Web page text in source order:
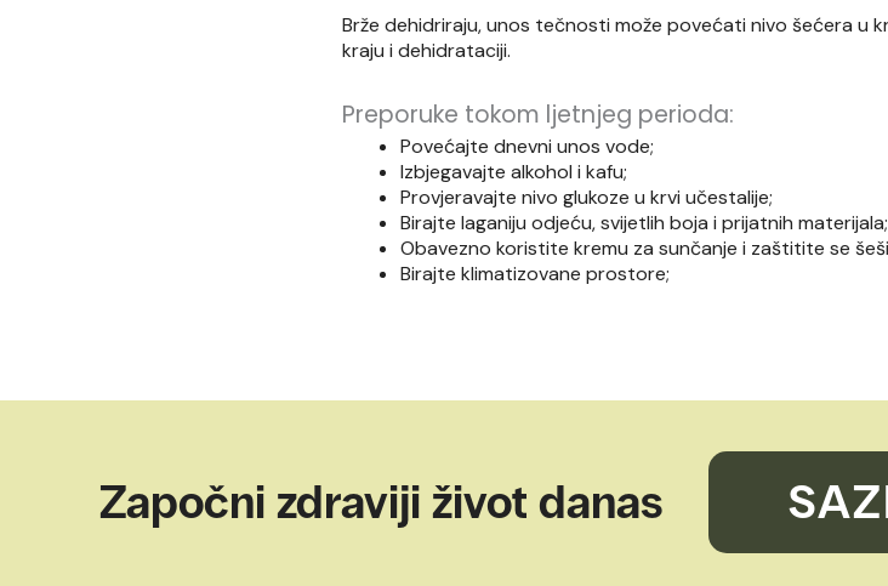
Brže dehidriraju, unos tečnosti može povećati nivo šećera u
kraju i dehidrataciji.
Preporuke tokom ljetnjeg perioda:
Povećajte dnevni unos vode;
Izbjegavajte alkohol i kafu;
Provjeravajte nivo glukoze u krvi učestalije;
Birajte laganiju odjeću, svijetlih boja i prijatnih materijala;
Obavezno koristite kremu za sunčanje i zaštitite se
Birajte klimatizovane prostore;
Započni zdraviji život danas